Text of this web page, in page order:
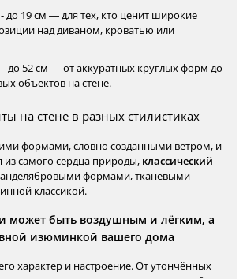
- до 19 см — для тех, кто ценит широкие
над диваном, кроватью или
- до 52 см — от аккуратных круглых форм до
объектов на стене.
на стене в разных стилистиках
формами, словно созданными ветром, и
самого сердца природы, классический
формами, тканевыми
классикой.
может быть воздушным и лёгким, а
изюминкой вашего дома
характер и настроение. От утончённых